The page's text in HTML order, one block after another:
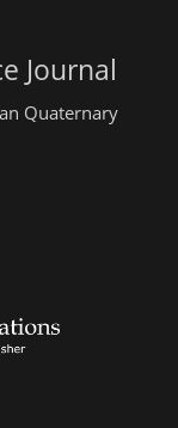
Journal
Quaternary